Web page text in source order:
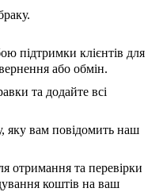
підтримки клієнтів для
або обмін.
та додайте всі
яку вам повідомить наш
отримання та перевірки
коштів на ваш